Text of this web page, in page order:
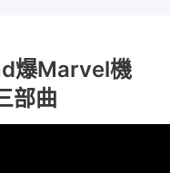
爆Marvel機
部曲